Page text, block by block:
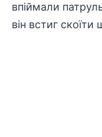
впіймали
він встиг